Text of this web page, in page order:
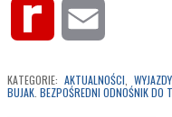
Rediff
KATEGORIE: AKTUALNOŚCI
BUJAK BEZPOŚREDNI ODNOŚNIK DO